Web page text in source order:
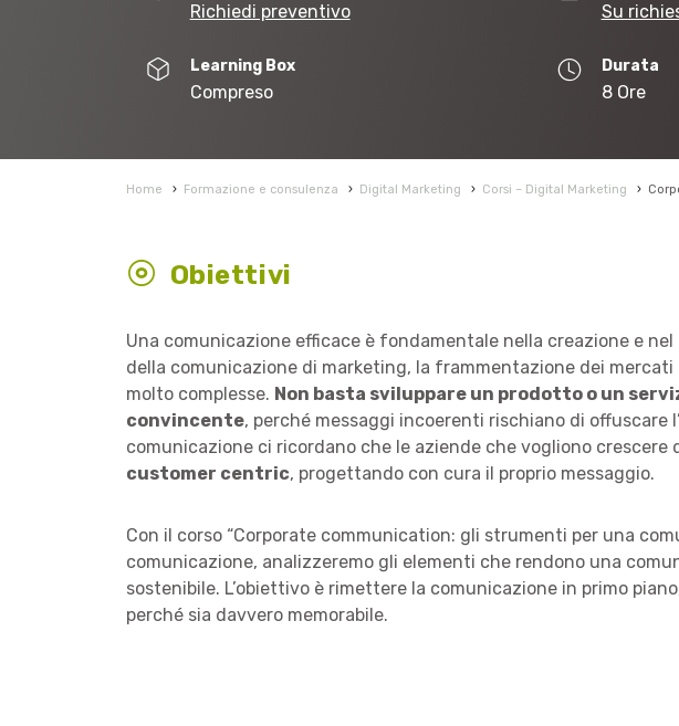
Richiedi preventivo
Learning Box
Compreso
Su
Durata
8 Ore
Home › Formazione e consulenza › Digital Marketing › Corsi – Digital Marketing ›
Obiettivi
Una comunicazione efficace è fondamentale nella creazione e
della comunicazione di marketing, la frammentazione dei
molto complesse. Non basta sviluppare un prodotto o un
convincente, perché messaggi incoerenti rischiano di offuscare
comunicazione ci ricordano che le aziende che vogliono crescere
customer centric, progettando con cura il proprio messaggio.
Con il corso “Corporate communication: gli strumenti per una
comunicazione, analizzeremo gli elementi che rendono una
sostenibile. L’obiettivo è rimettere la comunicazione in primo
perché sia davvero memorabile.